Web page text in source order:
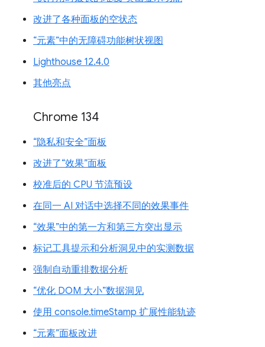
改进了各种面板的空状态
“元素”中的无障碍功能树状视图
Lighthouse 12.4.0
其他亮点
Chrome 134
“隐私和安全”面板
改进了“效果”面板
校准后的 CPU 节流预设
在同一 AI 对话中选择不同的效果事件
“效果”中的第一方和第三方突出显示
标记工具提示和分析洞见中的实测数据
强制自动重排数据分析
“优化 DOM 大小”数据洞见
使用 console.timeStamp 扩展性能轨迹
“元素”面板改进